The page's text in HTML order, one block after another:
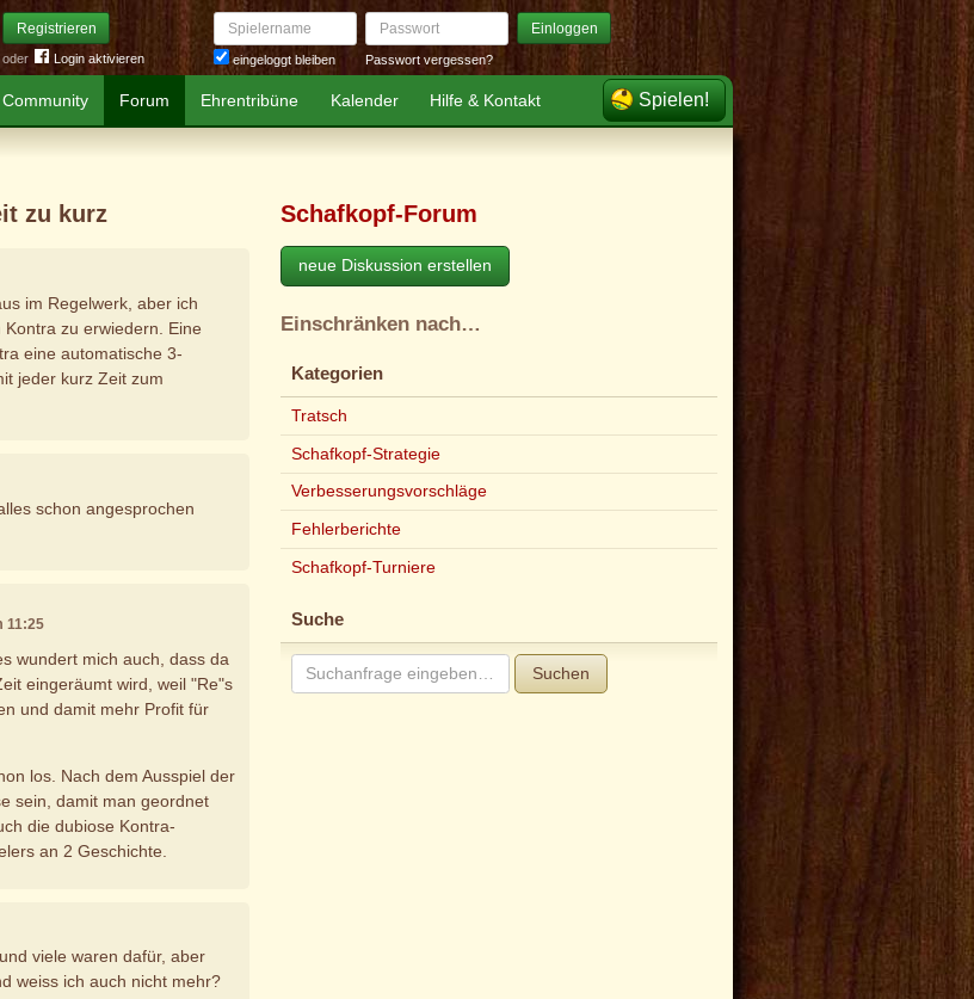
Registrieren
oder Login aktivieren
Spielername
eingeloggt bleiben
Passwort Einloggen
Passwort vergessen?
Community Forum Ehrentribüne Kalender Hilfe & Kontakt Spielen!
zu kurz
im Regelwerk, aber ich
zu erwiedern. Eine
eine automatische 3-
jeder kurz Zeit zum
schon angesprochen
11:25
wundert mich auch, dass da
eingeräumt wird, weil "Re"s
und damit mehr Profit für
los. Nach dem Ausspiel der
sein, damit man geordnet
die dubiose Kontra-
an 2 Geschichte.
viele waren dafür, aber
weiss ich auch nicht mehr?
Schafkopf-Forum
neue Diskussion erstellen
Einschränken nach…
Kategorien
Tratsch
Schafkopf-Strategie
Verbesserungsvorschläge
Fehlerberichte
Schafkopf-Turniere
Suche
Suchen